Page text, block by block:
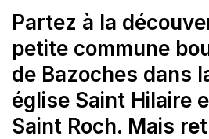
Partez à la
petite commune
de Bazoches dans
église Saint Hilaire
Saint Roch. Mais